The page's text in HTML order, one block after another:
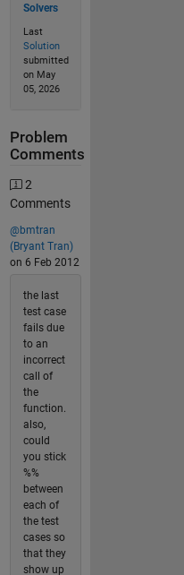
Solvers
Last
Solution
submitted
on May
05, 2026
Problem
Comments
2
Comments
@bmtran
(Bryant Tran)
on 6 Feb 2012
the last
test case
fails due
to an
incorrect
call of
the
function.
also,
could
you stick
%%
between
each of
the test
cases so
that they
show up